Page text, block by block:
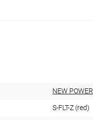
NEW POWER
S-FLT-Z (red)